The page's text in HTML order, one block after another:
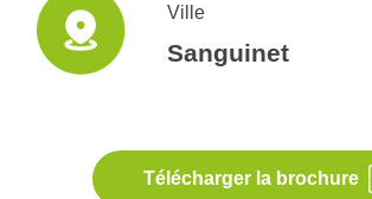
Ville
Sanguinet
Télécharger la brochure